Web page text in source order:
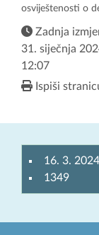
osviještenosti o
Zadnja
31. siječnja
12:07
Ispiši
16. 3.
1349